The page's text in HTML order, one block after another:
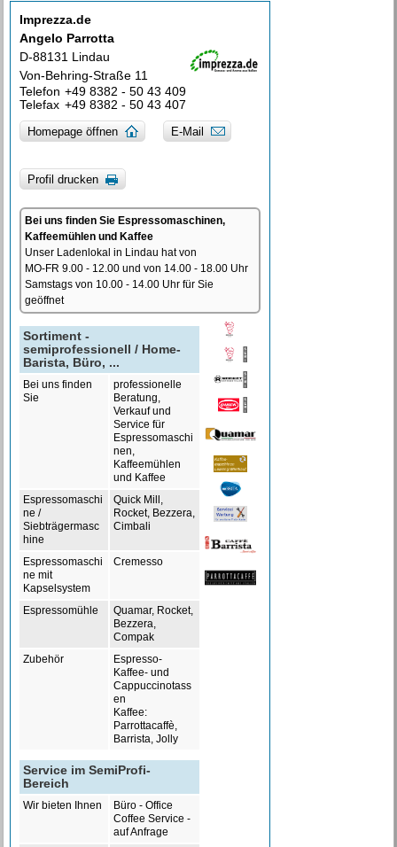
Imprezza.de
Angelo Parrotta
D-88131 Lindau
Von-Behring-Straße 11
Telefon +49 8382 - 50 43 409
Telefax +49 8382 - 50 43 407
Homepage öffnen E-Mail
Profil drucken
Bei uns finden Sie Espressomaschinen,
Kaffeemühlen und Kaffee
Unser Ladenlokal in Lindau hat von
MO-FR 9.00 - 12.00 und von 14.00 - 18.00 Uhr
Samstags von 10.00 - 14.00 Uhr für Sie
geöffnet
Sortiment -
semiprofessionell / Home-
Barista, Büro, ...
Bei uns finden
Sie
professionelle
Beratung,
Verkauf und
Service für
Espressomaschi
nen,
Kaffeemühlen
und Kaffee
Espressomaschi
ne /
Siebträgermasc
hine
Quick Mill,
Rocket, Bezzera,
Cimbali
Espressomaschi
ne mit
Kapselsystem
Cremesso
Espressomühle
Quamar, Rocket,
Bezzera,
Compak
Zubehör
Espresso-
Kaffee- und
Cappuccinotass
en
Kaffee:
Parrottacaffè,
Barrista, Jolly
Service im SemiProfi-
Bereich
Wir bieten Ihnen
Büro - Office
Coffee Service -
auf Anfrage